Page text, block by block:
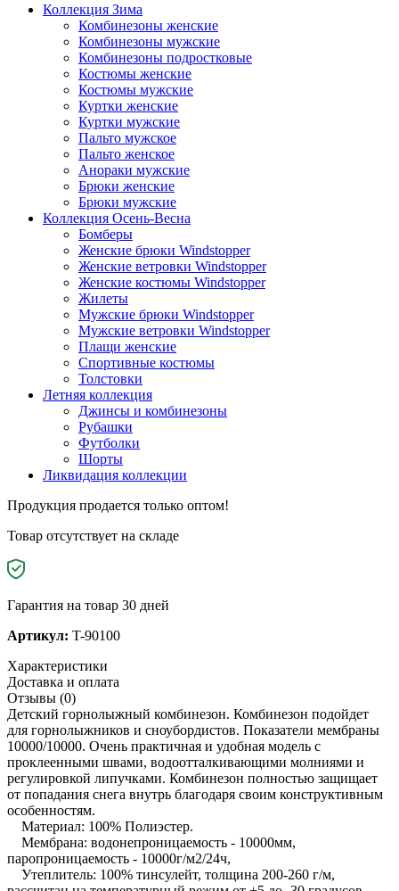
Коллекция Зима
Комбинезоны женские
Комбинезоны мужские
Комбинезоны подростковые
Костюмы женские
Костюмы мужские
Куртки женские
Куртки мужские
Пальто мужское
Пальто женское
Анораки мужские
Брюки женские
Брюки мужские
Коллекция Осень-Весна
Бомберы
Женские брюки Windstopper
Женские ветровки Windstopper
Женские костюмы Windstopper
Жилеты
Мужские брюки Windstopper
Мужские ветровки Windstopper
Плащи женские
Спортивные костюмы
Толстовки
Летняя коллекция
Джинсы и комбинезоны
Рубашки
Футболки
Шорты
Ликвидация коллекции
Продукция продается только оптом!
Товар отсутствует на складе
Гарантия на товар 30 дней
Артикул: T-90100
Характеристики
Доставка и оплата
Отзывы (0)
Детский горнолыжный комбинезон. Комбинезон подойдет
для горнолыжников и сноубордистов. Показатели мембраны
10000/10000. Очень практичная и удобная модель с
проклеенными швами, водоотталкивающими молниями и
регулировкой липучками. Комбинезон полностью защищает
от попадания снега внутрь благодаря своим конструктивным
особенностям.
Материал: 100% Полиэстер.
Мембрана: водонепроницаемость - 10000мм,
паропроницаемость - 10000г/м2/24ч,
Утеплитель: 100% тинсулейт, толщина 200-260 г/м,